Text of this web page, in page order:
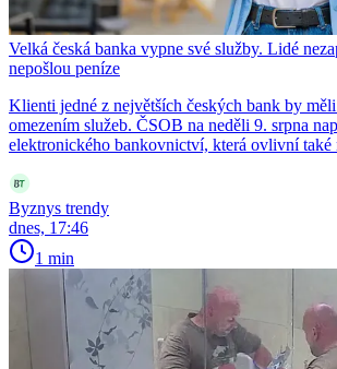
Velká česká banka vypne své služby. Lidé
nepošlou peníze
Klienti jedné z největších českých bank by
omezením služeb. ČSOB na neděli 9. srpna
elektronického bankovnictví, která ovlivní také
Byznys trendy
dnes, 17:46
1 min